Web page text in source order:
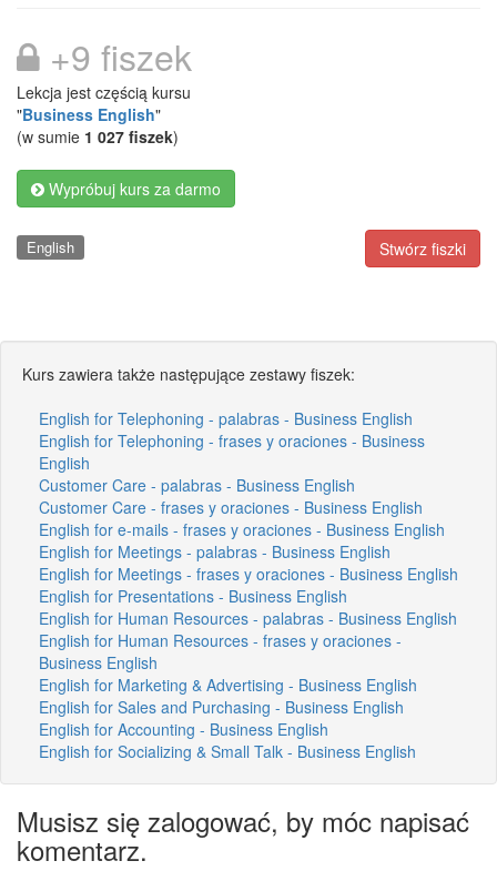
+9 fiszek
Lekcja jest częścią kursu
"Business English"
(w sumie 1 027 fiszek)
Wypróbuj kurs za darmo
Stwórz fiszki
English
Kurs zawiera także następujące zestawy fiszek:
English for Telephoning - palabras - Business English
English for Telephoning - frases y oraciones - Business
English
Customer Care - palabras - Business English
Customer Care - frases y oraciones - Business English
English for e-mails - frases y oraciones - Business English
English for Meetings - palabras - Business English
English for Meetings - frases y oraciones - Business English
English for Presentations - Business English
English for Human Resources - palabras - Business English
English for Human Resources - frases y oraciones -
Business English
English for Marketing & Advertising - Business English
English for Sales and Purchasing - Business English
English for Accounting - Business English
English for Socializing & Small Talk - Business English
Musisz się zalogować, by móc napisać
komentarz.